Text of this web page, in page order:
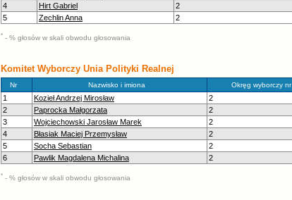
4
Hirt Gabriel 2
5
Zechlin Anna 2
* - % głosów w skali obwodu głosowania
Komitet Wyborczy Unia Polityki Realnej
Nr Nazwisko i imiona Okręg wyborczy nr
1 Kozieł Andrzej Mirosław 2
2
Paprocka Małgorzata 2
3
Wojciechowski Jarosław Marek 2
4
Błasiak Maciej Przemysław 2
5
Socha Sebastian 2
6
Pawlik Magdalena Michalina 2
* - % głosów w skali obwodu głosowania